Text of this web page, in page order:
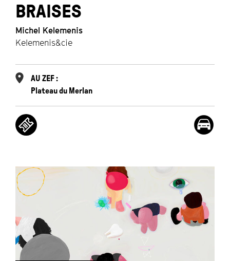
BRAISES
Michel Kelemenis
Kelemenis&cie
AU ZEF :
Plateau du Merlan